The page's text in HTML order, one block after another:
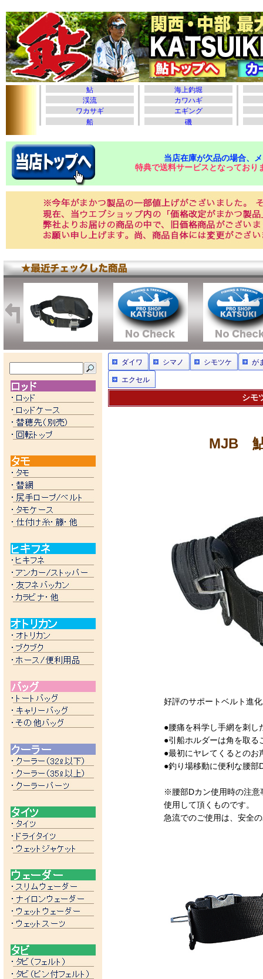
当店在庫が欠品の場合、
特典で送料サービスとなっており
ダイワ シマノ シモツケ が
エクセル
シモ
MJB
好評のサポートベルト進
●腰痛を科学し手網を刺し
●引船ホルダーは角を取る
●最初にヤレてくるとのお
●釣り場移動に便利な腰部
※腰部Dカン使用時の注意
使用して頂くものです。
急流でのご使用は、安全